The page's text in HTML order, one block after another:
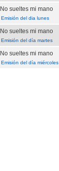
No sueltes mi mano
Emisión del dia lunes
No sueltes mi mano
Emisión del día martes
No sueltes mi mano
Emisión del día miércoles